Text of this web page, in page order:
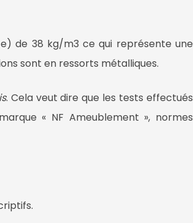
de 38 kg/m3 ce qui représente une
sont en ressorts métalliques.
. Cela veut dire que les tests effectués
« NF Ameublement », normes